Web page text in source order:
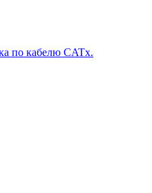
по кабелю CATx.